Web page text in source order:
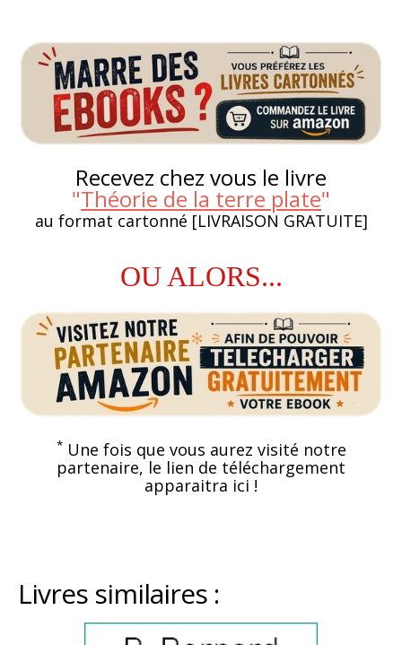
Recevez chez vous le livre
"Théorie de la terre plate"
au format cartonné [LIVRAISON GRATUITE]
OU ALORS...
*Une fois que vous aurez visité notre
partenaire, le lien de téléchargement
apparaitra ici !
Livres similaires :